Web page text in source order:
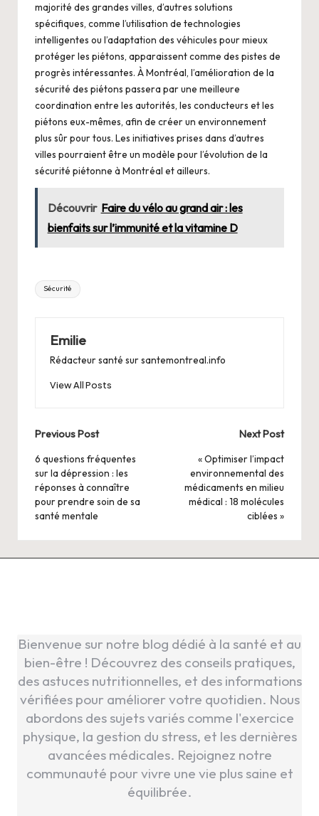
majorité des grandes villes, d’autres solutions
spécifiques, comme l’utilisation de technologies
intelligentes ou l’adaptation des véhicules pour mieux
protéger les piétons, apparaissent comme des pistes de
progrès intéressantes. À Montréal, l’amélioration de la
sécurité des piétons passera par une meilleure
coordination entre les autorités, les conducteurs et les
piétons eux-mêmes, afin de créer un environnement
plus sûr pour tous. Les initiatives prises dans d’autres
villes pourraient être un modèle pour l’évolution de la
sécurité piétonne à Montréal et ailleurs.
Découvrir Faire du vélo au grand air : les
bienfaits sur l’immunité et la vitamine D
Tags:
Sécurité
Emilie
Rédacteur santé sur santemontreal.info
View All Posts
Post
navigation
Previous Post
6 questions fréquentes
sur la dépression : les
réponses à connaître
pour prendre soin de sa
santé mentale
Next Post
« Optimiser l’impact
environnemental des
médicaments en milieu
médical : 18 molécules
ciblées »
Bienvenue sur notre blog dédié à la santé et au
bien-être ! Découvrez des conseils pratiques,
des astuces nutritionnelles, et des informations
vérifiées pour améliorer votre quotidien. Nous
abordons des sujets variés comme l'exercice
physique, la gestion du stress, et les dernières
avancées médicales. Rejoignez notre
communauté pour vivre une vie plus saine et
équilibrée.